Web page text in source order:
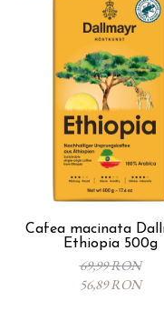
Cafea macinata
Ethiopia 500g
69,99 RON
56,89 RON